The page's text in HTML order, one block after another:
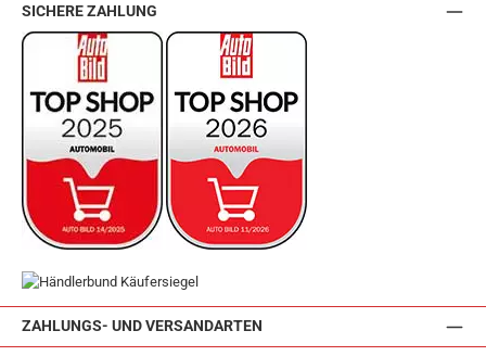
ZAHLUNGS- UND VERSANDARTEN
SICHERE ZAHLUNG